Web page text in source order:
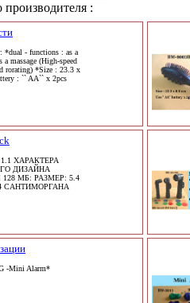
производителя :
*dual - functions : as a
a massage (High-speed
rorating) *Size : 23.3 x
: `` AA`` x 2pcs
ХАРАКТЕРА
ДИЗАЙНА
МБ: РАЗМЕР: 5.4
САНТИМОРГАНА
-Mini Alarm*